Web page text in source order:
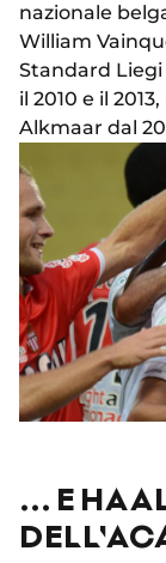
nazionale
William
Standard
il 2010 e il
Alkmaar dal
... E HA